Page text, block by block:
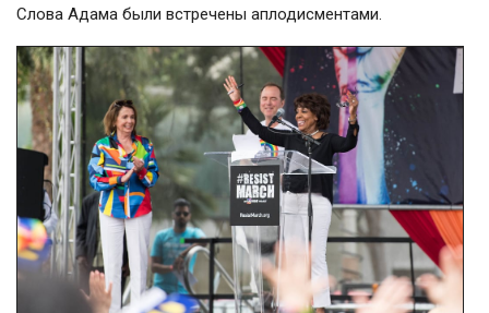
Слова Адама были встречены аплодисментами.